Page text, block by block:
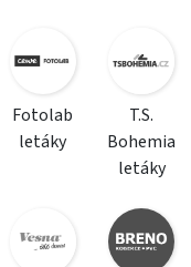
Fotolab
letáky
T.S.
Bohemia
letáky